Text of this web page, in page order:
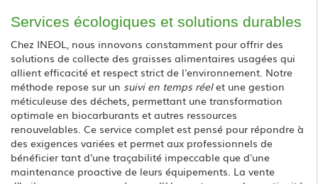
Services écologiques et solutions durables
Chez INEOL, nous innovons constamment pour offrir des
solutions de collecte des graisses alimentaires usagées qui
allient efficacité et respect strict de l'environnement. Notre
méthode repose sur un suivi en temps réelet une gestion
méticuleuse des déchets, permettant une transformation
optimale en biocarburants et autres ressources
renouvelables. Ce service complet est pensé pour répondre à
des exigences variées et permet aux professionnels de
bénéficier tant d'une traçabilité impeccable que d'une
maintenance proactive de leurs équipements. La vente